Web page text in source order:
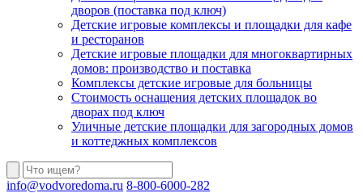
дворов (поставка под ключ)
Детские игровые комплексы и площадки для кафе
и ресторанов
Детские игровые площадки для многоквартирных
домов: производство и поставка
Комплексы детские игровые для больницы
Стоимость оснащения детских площадок во
дворах под ключ
Уличные детские площадки для загородных домов
и коттеджных комплексов
info@vodvoredoma.ru 8-800-6000-282